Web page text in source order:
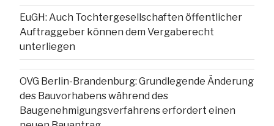
EuGH: Auch Tochtergesellschaften öffentlicher
Auftraggeber können dem Vergaberecht
unterliegen
OVG Berlin-Brandenburg: Grundlegende Änderung
des Bauvorhabens während des
Baugenehmigungsverfahrens erfordert einen